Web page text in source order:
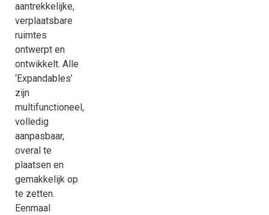
aantrekkelijke,
verplaatsbare
ruimtes
ontwerpt en
ontwikkelt. Alle
‘Expandables’
zijn
multifunctioneel,
volledig
aanpasbaar,
overal te
plaatsen en
gemakkelijk op
te zetten.
Eenmaal